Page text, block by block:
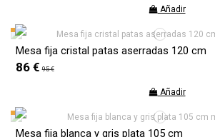
Añadir
Mesa fija cristal patas aserradas 120 cm
86 € 95 €
Añadir
Mesa fija blanca y gris plata 105 cm